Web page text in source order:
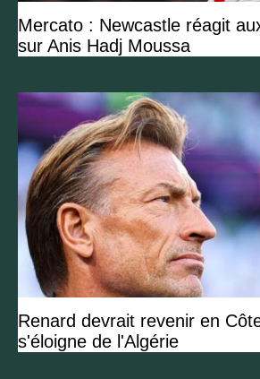
Mercato : Newcastle réagit
sur Anis Hadj Moussa
Renard devrait revenir en
s'éloigne de l'Algérie